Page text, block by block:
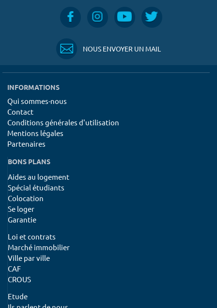
NOUS ENVOYER UN MAIL
INFORMATIONS
Qui sommes-nous
Contact
Conditions générales d'utilisation
Mentions légales
Partenaires
BONS PLANS
Aides au logement
Spécial étudiants
Colocation
Se loger
Garantie
Loi et contrats
Marché immobilier
Ville par ville
CAF
CROUS
Etude